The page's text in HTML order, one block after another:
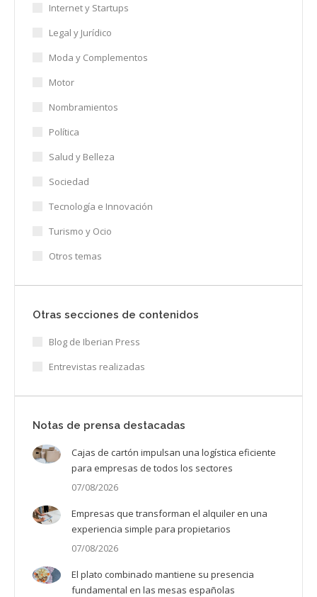
Internet y Startups
Legal y Jurídico
Moda y Complementos
Motor
Nombramientos
Política
Salud y Belleza
Sociedad
Tecnología e Innovación
Turismo y Ocio
Otros temas
Otras secciones de contenidos
Blog de Iberian Press
Entrevistas realizadas
Notas de prensa destacadas
Cajas de cartón impulsan una logística eficiente
para empresas de todos los sectores
07/08/2026
Empresas que transforman el alquiler en una
experiencia simple para propietarios
07/08/2026
El plato combinado mantiene su presencia
fundamental en las mesas españolas